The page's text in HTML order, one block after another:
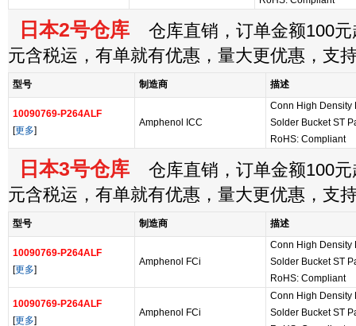
日本2号仓库 仓库直销，订单金额100元
元含税运，有单就有优惠，量大更优惠，支
型号 制造商 描述
10090769-P264ALF
[更多]
Amphenol ICC
Conn High Density
Solder Bucket ST
RoHS: Compliant
日本3号仓库 仓库直销，订单金额100元
元含税运，有单就有优惠，量大更优惠，支
型号 制造商 描述
10090769-P264ALF
[更多]
Amphenol FCi
Conn High Density
Solder Bucket ST
RoHS: Compliant
10090769-P264ALF
[更多]
Amphenol FCi
Conn High Density
Solder Bucket ST